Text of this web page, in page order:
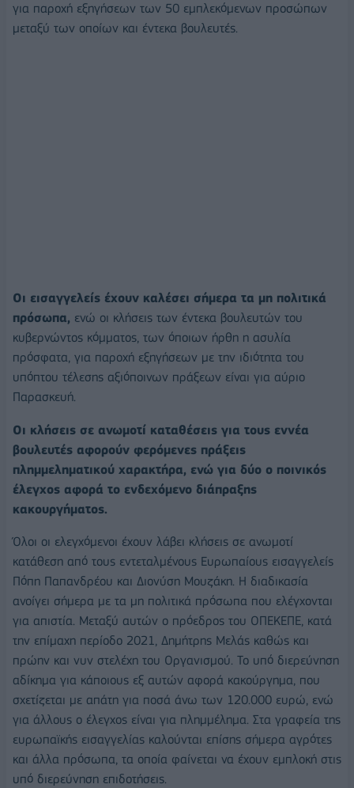
για παροχή εξηγήσεων των 50 εμπλεκόμενων προσώπων
μεταξύ των οποίων και έντεκα βουλευτές.
Οι εισαγγελείς έχουν καλέσει σήμερα τα μη πολιτικά
πρόσωπα, ενώ οι κλήσεις των έντεκα βουλευτών του
κυβερνώντος κόμματος, των όποιων ήρθη η ασυλία
πρόσφατα, για παροχή εξηγήσεων με την ιδιότητα του
υπόπτου τέλεσης αξιόποινων πράξεων είναι για αύριο
Παρασκευή.
Οι κλήσεις σε ανωμοτί καταθέσεις για τους εννέα
βουλευτές αφορούν φερόμενες πράξεις
πλημμεληματικού χαρακτήρα, ενώ για δύο ο ποινικός
έλεγχος αφορά το ενδεχόμενο διάπραξης
κακουργήματος.
Όλοι οι ελεγχόμενοι έχουν λάβει κλήσεις σε ανωμοτί
κατάθεση από τους εντεταλμένους Ευρωπαίους εισαγγελείς
Πόπη Παπανδρέου και Διονύση Μουζάκη. Η διαδικασία
ανοίγει σήμερα με τα μη πολιτικά πρόσωπα που ελέγχονται
για απιστία. Μεταξύ αυτών ο πρόεδρος του ΟΠΕΚΕΠΕ, κατά
την επίμαχη περίοδο 2021, Δημήτρης Μελάς καθώς και
πρώην και νυν στελέχη του Οργανισμού. Το υπό διερεύνηση
αδίκημα για κάποιους εξ αυτών αφορά κακούργημα, που
σχετίζεται με απάτη για ποσά άνω των 120.000 ευρώ, ενώ
για άλλους ο έλεγχος είναι για πλημμέλημα. Στα γραφεία της
ευρωπαϊκής εισαγγελίας καλούνται επίσης σήμερα αγρότες
και άλλα πρόσωπα, τα οποία φαίνεται να έχουν εμπλοκή στις
υπό διερεύνηση επιδοτήσεις.